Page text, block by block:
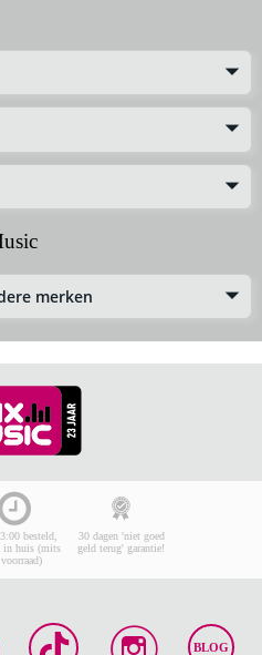
merken
besteld,
in huis (mits
30 dagen 'niet goed
geld terug' garantie!
BLOG